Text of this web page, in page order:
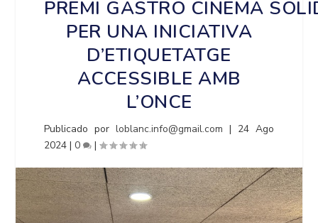
PREMI GASTRO CINEMA
PER UNA INICIATIVA
D’ETIQUETATGE
ACCESSIBLE AMB
L’ONCE
Publicado porloblanc.info@gmail.com | 24 Ago
2024 |0 |